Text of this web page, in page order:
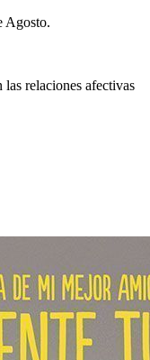
Agosto.
relaciones afectivas